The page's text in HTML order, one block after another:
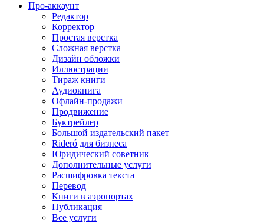
Про-аккаунт
Редактор
Корректор
Простая верстка
Сложная верстка
Дизайн обложки
Иллюстрации
Тираж книги
Аудиокнига
Офлайн-продажи
Продвижение
Буктрейлер
Большой издательский пакет
Rideró для бизнеса
Юридический советник
Дополнительные услуги
Расшифровка текста
Перевод
Книги в аэропортах
Публикация
Все услуги